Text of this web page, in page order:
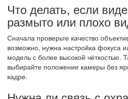
Что делать, если
размыто или плохо
Сначала проверьте качество
возможно, нужна настройка фокуса
модель с более высокой чёткостью.
выбирайте положение камеры без
кадре.